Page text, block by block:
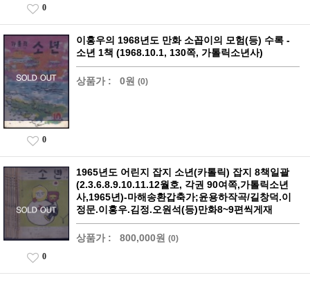
0
이홍우의 1968년도 만화 소꼽이의 모험(등) 수록 -
소년 1책 (1968.10.1, 130쪽, 가톨릭소년사)
상품가 : 0원 (0)
0
1965년도 어린지 잡지 소년(카톨릭) 잡지 8책일괄
(2.3.6.8.9.10.11.12월호, 각권 90여쪽,가톨릭소년
사,1965년)-마해송환갑축가;윤용하작곡/길창덕.이
정문.이홍우.김정.오원석(등)만화8~9편씩게재
상품가 : 800,000원 (0)
0